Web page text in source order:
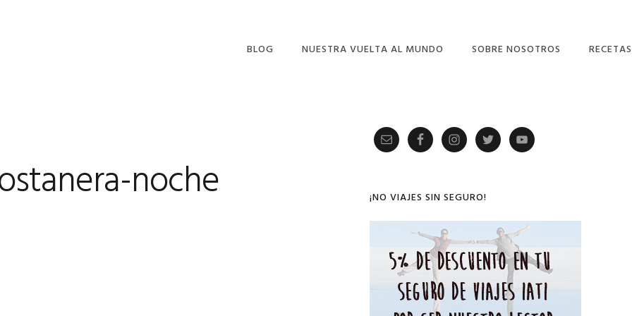
BLOG NUESTRA VUELTA AL MUNDO SOBRE NOSOTROS RECETAS
noche
Primary
Sidebar
¡NO VIAJES SIN SEGURO!